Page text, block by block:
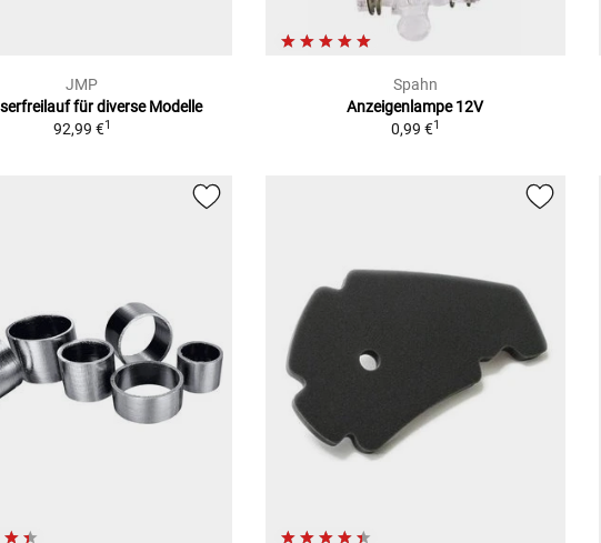
JMP
für diverse Modelle
92,99 €1
Spahn
Anzeigenlampe 12V
0,99 €1